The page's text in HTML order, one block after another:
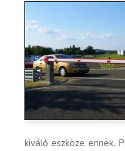
kiváló eszköze ennek.